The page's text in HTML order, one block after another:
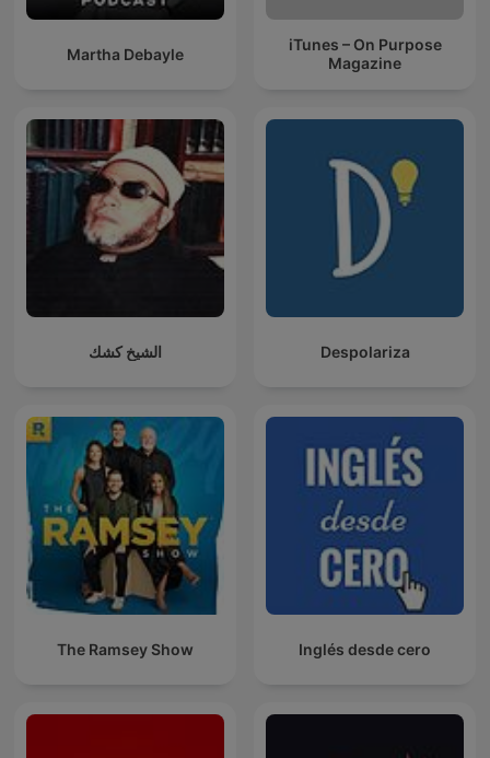
Martha Debayle
iTunes – On Purpose
Magazine
الشيخ كشك Despolariza
The Ramsey Show Inglés desde cero